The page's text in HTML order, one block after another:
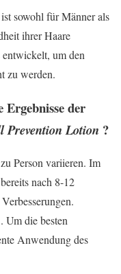
ist sowohl für Männer als
ihrer Haare
um den
zu werden.
Ergebnisse der
Lotion ?
Person variieren. Im
nach 8-12
. Um die besten
Anwendung des